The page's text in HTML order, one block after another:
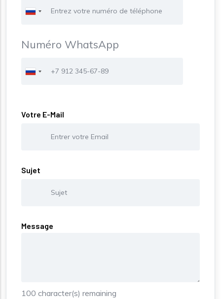
Numéro WhatsApp
Votre E-Mail
Sujet
Message
100 character(s) remaining